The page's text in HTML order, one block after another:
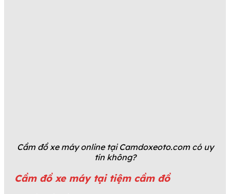
Cầm đồ xe máy online tại Camdoxeoto.com có uy
tín không?
Cầm đồ xe máy tại tiệm cầm đồ